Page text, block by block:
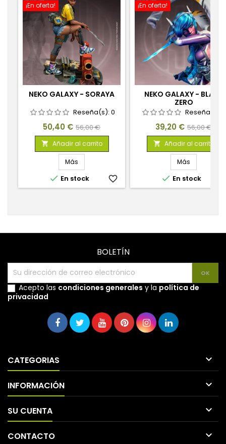
¡En oferta!
NEKO GALAXY - SORAYA
Reseña(s): 0
Precio
50,40 € Precio
base
56,00 €
 Añadir al carrito
Más
 En stock favorite_border
¡En oferta!
NEKO GALAXY - BLADE
ZERO
Reseña(s):
Precio
39,20 € Precio
base
56,00 €
 Añadir al carrito
Más
 En stock
BOLETÍN
Acepto las condiciones generales y la política de
privacidad
CATEGORIAS 
INFORMACIÓN 
SU CUENTA 
CONTACTO 